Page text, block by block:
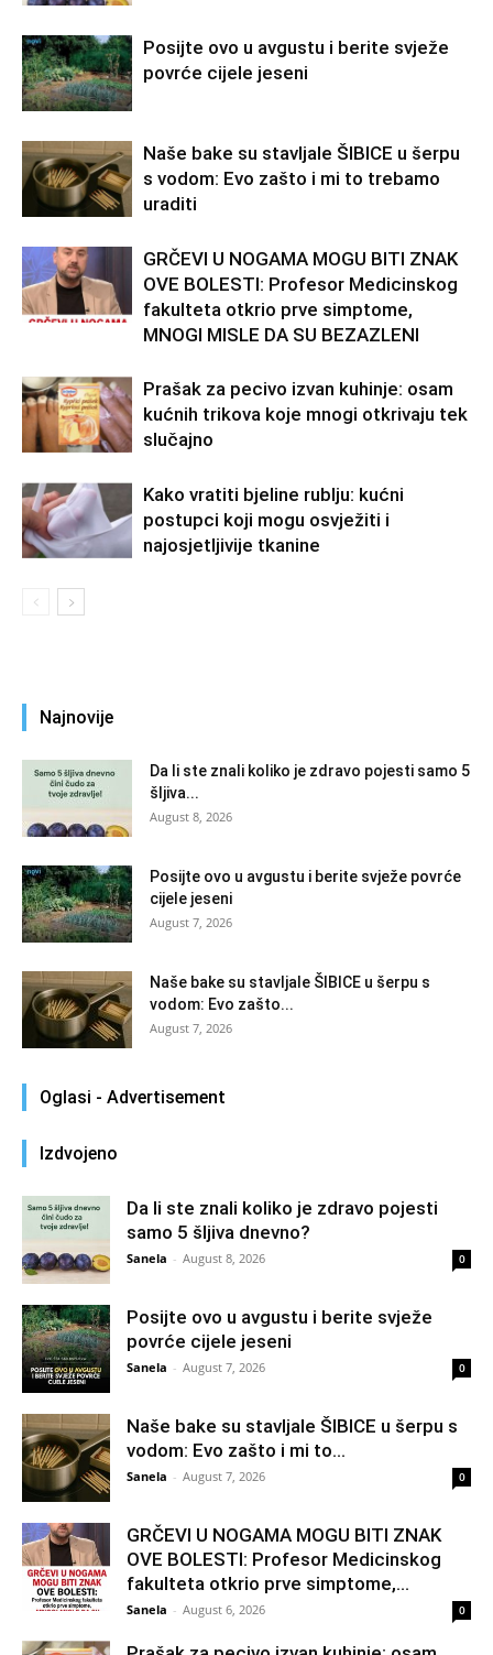
Posijte ovo u avgustu i berite svježe
povrće cijele jeseni
Naše bake su stavljale ŠIBICE u šerpu
s vodom: Evo zašto i mi to trebamo
uraditi
GRČEVI U NOGAMA MOGU BITI ZNAK
OVE BOLESTI: Profesor Medicinskog
fakulteta otkrio prve simptome,
MNOGI MISLE DA SU BEZAZLENI
Prašak za pecivo izvan kuhinje: osam
kućnih trikova koje mnogi otkrivaju tek
slučajno
Kako vratiti bjeline rublju: kućni
postupci koji mogu osvježiti i
najosjetljivije tkanine
Najnovije
Da li ste znali koliko je zdravo pojesti samo 5
šljiva...
August 8, 2026
Posijte ovo u avgustu i berite svježe povrće
cijele jeseni
August 7, 2026
Naše bake su stavljale ŠIBICE u šerpu s
vodom: Evo zašto...
August 7, 2026
Oglasi - Advertisement
Izdvojeno
Da li ste znali koliko je zdravo pojesti
samo 5 šljiva dnevno?
Sanela - August 8, 2026 0
Posijte ovo u avgustu i berite svježe
povrće cijele jeseni
Sanela - August 7, 2026 0
Naše bake su stavljale ŠIBICE u šerpu s
vodom: Evo zašto i mi to...
Sanela - August 7, 2026 0
GRČEVI U NOGAMA MOGU BITI ZNAK
OVE BOLESTI: Profesor Medicinskog
fakulteta otkrio prve simptome,...
Sanela - August 6, 2026 0